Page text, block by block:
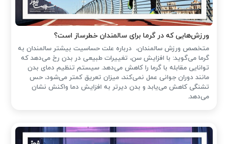
ورزش‌هایی که در گرما برای سالمندان خطرساز است؟
متخصص ورزش سالمندان، درباره علت حساسیت بیشتر سالمندان به
گرما می‌گوید: با افزایش سن، تغییرات طبیعی در بدن رخ می‌دهد که
توانایی مقابله با گرما را کاهش می‌دهد. سیستم تنظیم دمای بدن
مانند دوران جوانی عمل نمی‌کند، میزان تعریق کمتر می‌شود، حس
تشنگی کاهش می‌یابد و بدن دیرتر به افزایش دما واکنش نشان
می‌دهد.